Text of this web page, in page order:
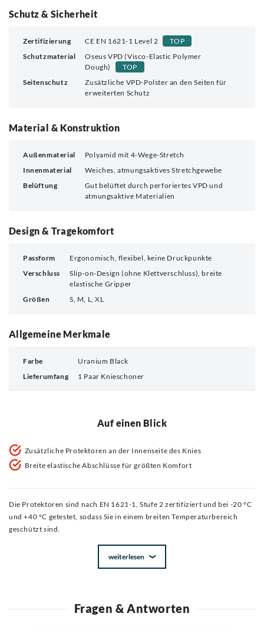
Schutz & Sicherheit
Zertifizierung CE EN 1621-1 Level 2
TOP
Schutzmaterial
Oseus VPD (Visco-Elastic Polymer
Dough)
TOP
Seitenschutz
Zusätzliche VPD-Polster an den Seiten für
erweiterten Schutz
Material & Konstruktion
Außenmaterial
Polyamid mit 4-Wege-Stretch
Innenmaterial
Weiches, atmungsaktives Stretchgewebe
Belüftung
Gut belüftet durch perforiertes VPD und
atmungsaktive Materialien
Design & Tragekomfort
Passform
Ergonomisch, flexibel, keine Druckpunkte
Verschluss
Slip-on-Design (ohne Klettverschluss), breite
elastische Gripper
Größen
S, M, L, XL
Allgemeine Merkmale
Farbe
Uranium Black
Lieferumfang
1 Paar Knieschoner
Auf einen Blick
Zusätzliche Protektoren an der Innenseite des Knies
Breite elastische Abschlüsse für größten Komfort
Die Protektoren sind nach EN 1621-1, Stufe 2 zertifiziert und bei -20 °C
und +40 °C getestet, sodass Sie in einem breiten Temperaturbereich
geschützt sind.
weiterlesen
Fragen & Antworten